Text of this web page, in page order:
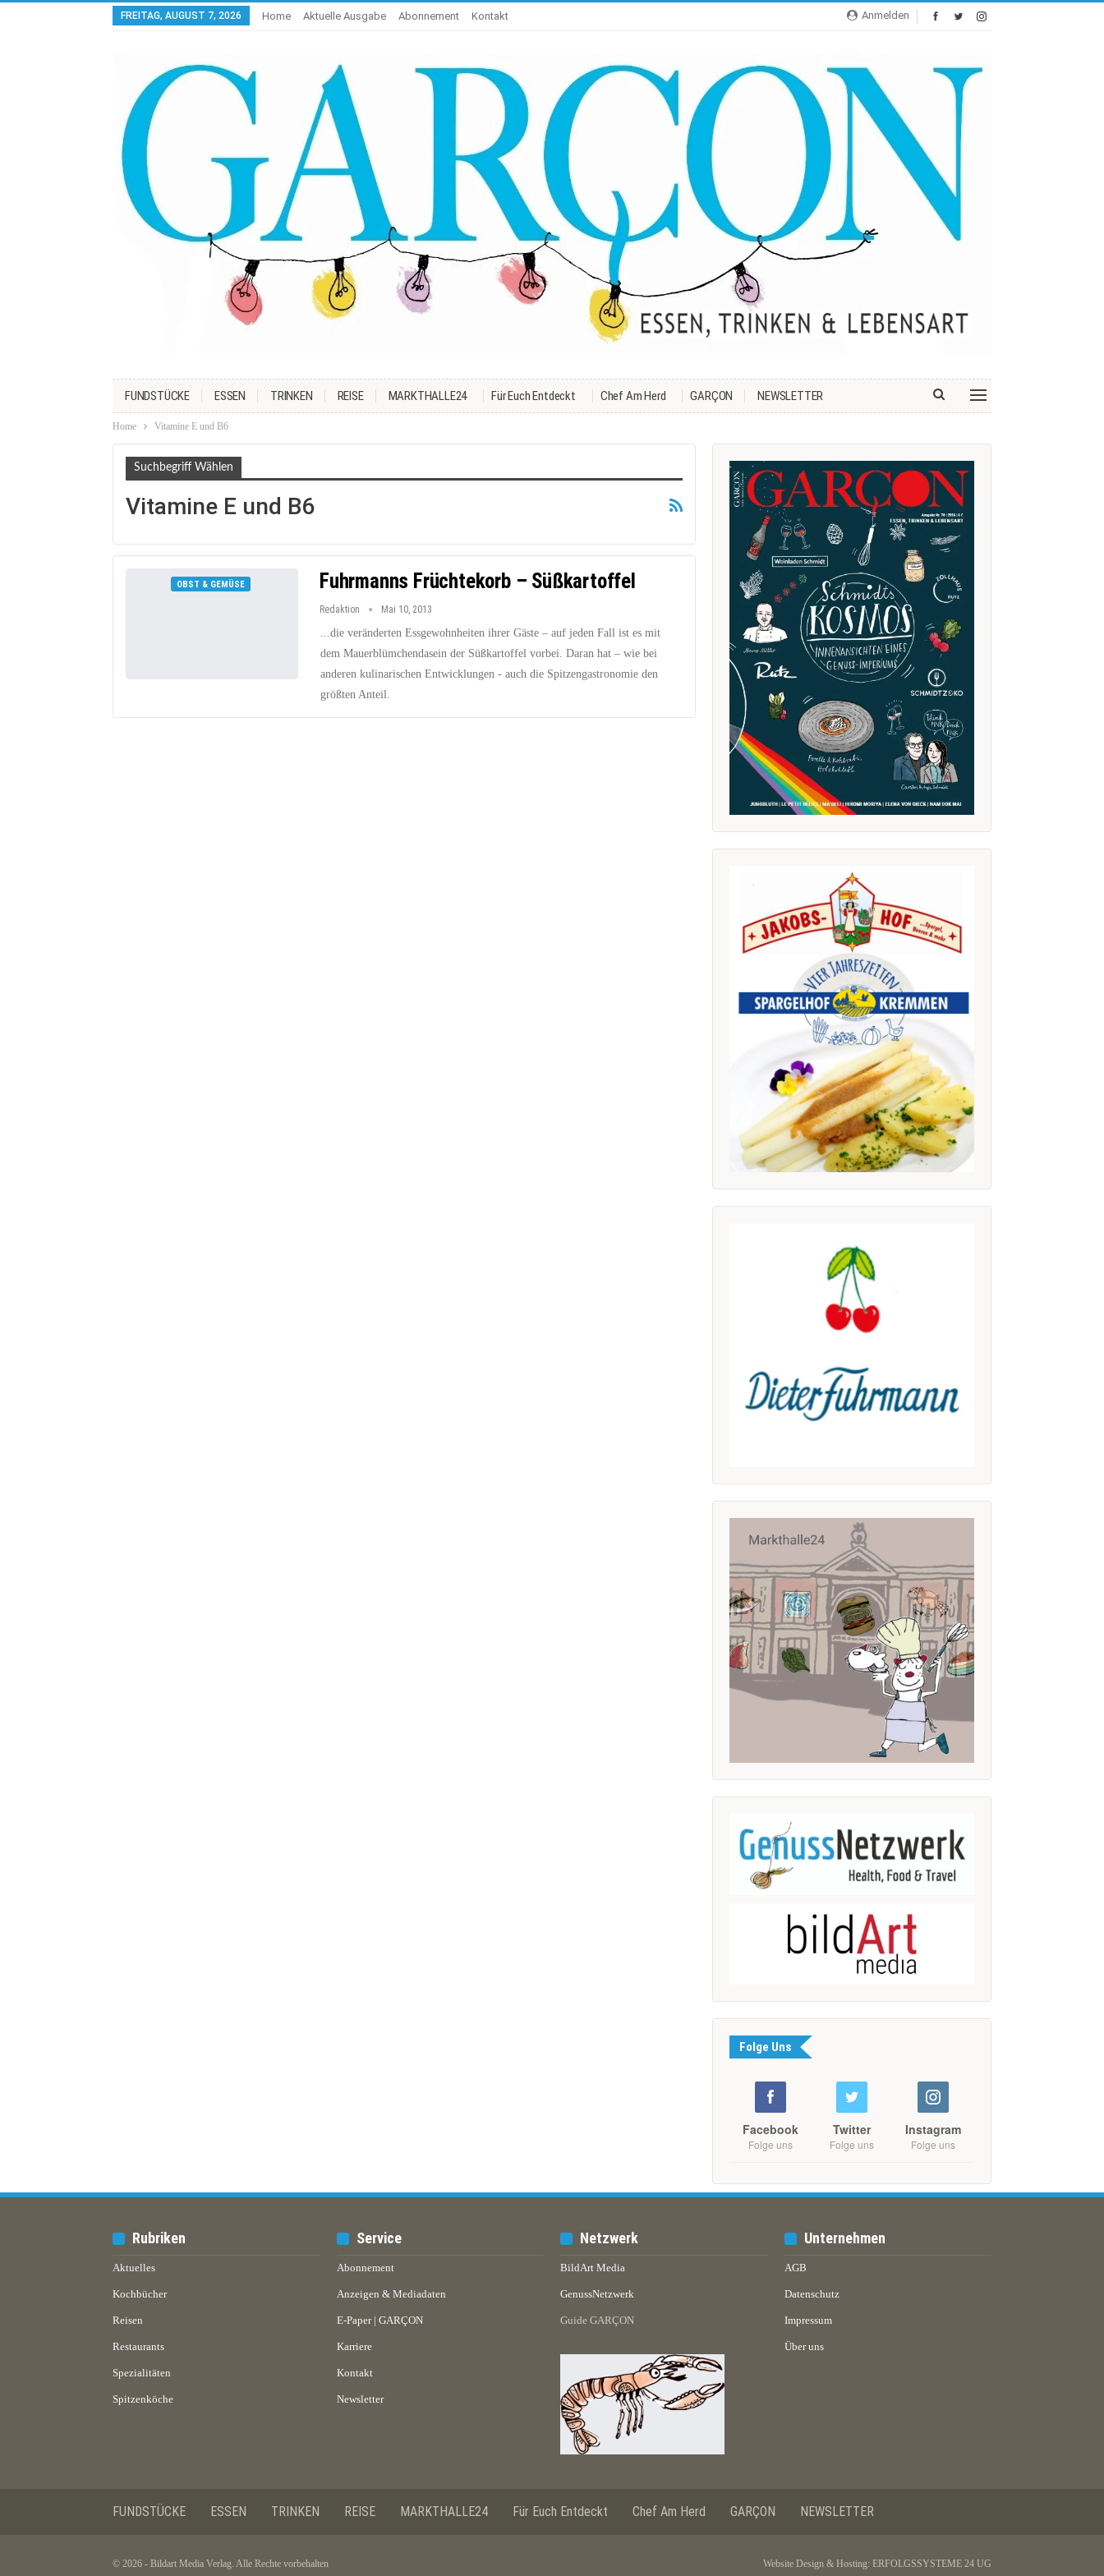
Anmelden
FREITAG, AUGUST 7, 2026 Home Aktuelle Ausgabe Abonnement Kontakt
FUNDSTÜCKE ESSEN TRINKEN REISE MARKTHALLE24 Für Euch Entdeckt Chef Am Herd GARÇON NEWSLETTER
Home Vitamine E und B6
Suchbegriff Wählen
Vitamine E und B6
OBST & GEMÜSE Fuhrmanns Früchtekorb – Süßkartoffel
Redaktion Mai 10, 2013
...die veränderten Essgewohnheiten ihrer Gäste – auf jeden Fall ist es mit
dem Mauerblümchendasein der Süßkartoffel vorbei. Daran hat – wie bei
anderen kulinarischen Entwicklungen - auch die Spitzengastronomie den
größten Anteil.
Folge Uns
Facebook
Folge uns
Twitter
Folge uns
Instagram
Folge uns
Rubriken
Aktuelles
Kochbücher
Reisen
Restaurants
Spezialitäten
Spitzenköche
Service
Abonnement
Anzeigen & Mediadaten
E-Paper | GARÇON
Karriere
Kontakt
Newsletter
Netzwerk
BildArt Media
GenussNetzwerk
Guide GARÇON
Unternehmen
AGB
Datenschutz
Impressum
Über uns
FUNDSTÜCKE ESSEN TRINKEN REISE MARKTHALLE24 Für Euch Entdeckt Chef Am Herd GARÇON NEWSLETTER
© 2026 - Bildart Media Verlag. Alle Rechte vorbehalten Website Design & Hosting: ERFOLGSSYSTEME 24 UG